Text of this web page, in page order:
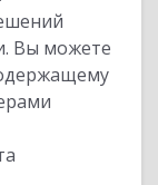
Вы можете